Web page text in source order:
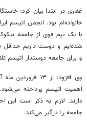
غفاری در ابتدا بیان کرد:
خانواده‌ام بود. انجمن اتیسم
با یک تیم قوی از جامعه
شده‌ایم و دوست داریم حداقل
و برای جامعه دوستدار اتیسم
وی افزود: از ١٣ فروردین ماه آگاهی بخشی
اهمیت اتیسم پرداخته
دارند. لازم به ذکر است این
جامعه را درگیر می‌کند.